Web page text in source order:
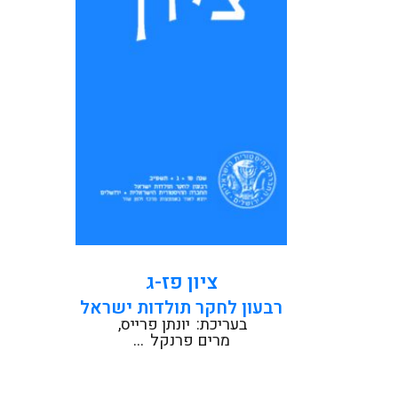
בארבעה חזיונות דניאל איליה
לוריא: המצור על העיירה קראסנה
ומטה-היסטוריה...
ציון פז-ג
רבעון לחקר תולדות ישראל
בעריכת: יונתן פרייס
מרים פרנקל...